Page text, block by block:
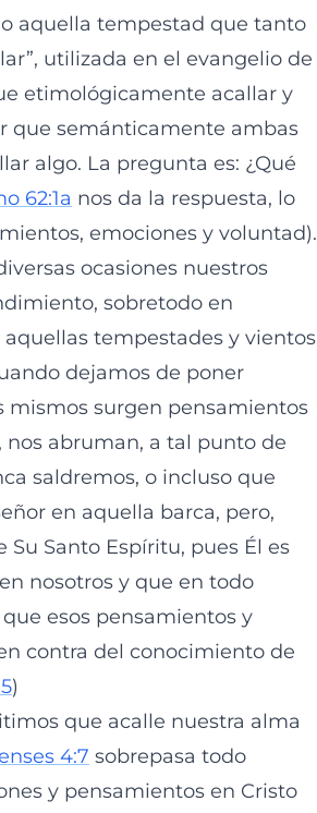
aquella tempestad que tanto
utilizada en el evangelio de
etimológicamente acallar y
que semánticamente ambas
algo. La pregunta es: ¿Qué
62:1a nos da la respuesta, lo
emociones y voluntad).
ocasiones nuestros
sobretodo en
tempestades y vientos
dejamos de poner
mismos surgen pensamientos
abruman, a tal punto de
saldremos, o incluso que
en aquella barca, pero,
Santo Espíritu, pues Él es
nosotros y que en todo
esos pensamientos y
contra del conocimiento de
)
que acalle nuestra alma
4:7 sobrepasa todo
y pensamientos en Cristo